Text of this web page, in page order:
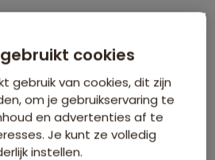
reissom cookies
gebruik van cookies, dit zijn
om je gebruikservaring te
en advertenties af te
Je kunt ze volledig
instellen.